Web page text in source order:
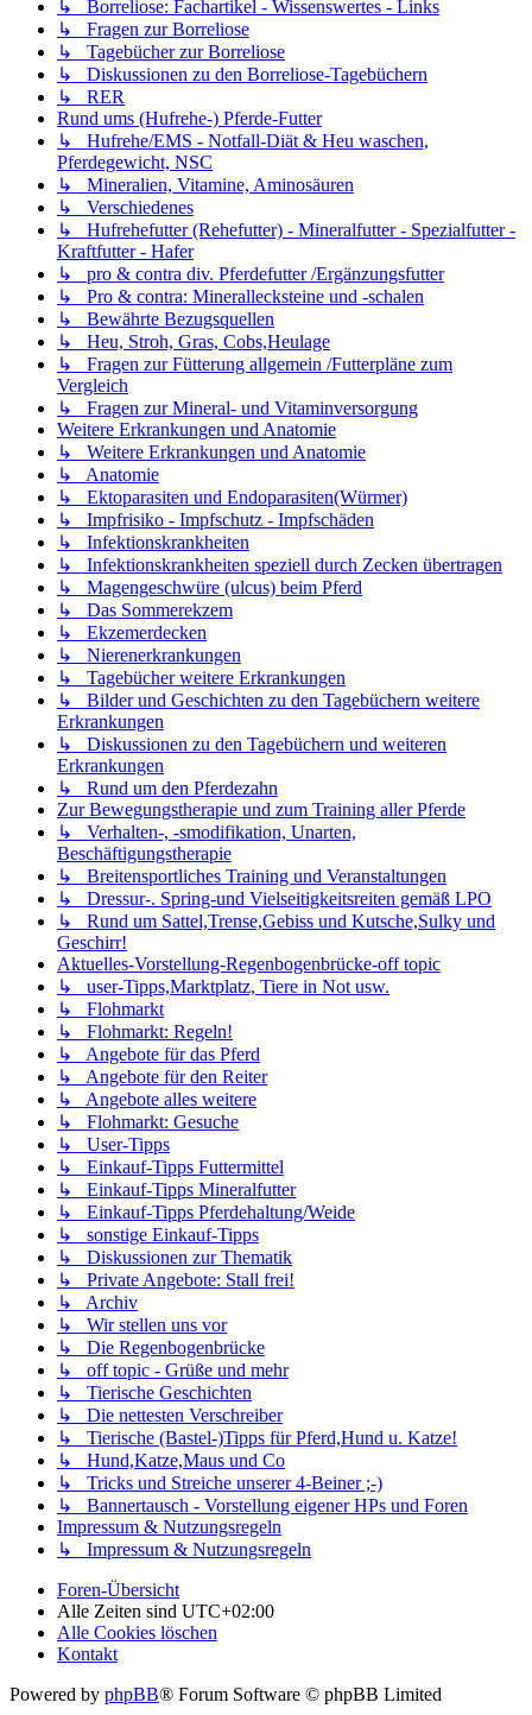
↳ Borreliose: Fachartikel - Wissenswertes - Links
↳ Fragen zur Borreliose
↳ Tagebücher zur Borreliose
↳ Diskussionen zu den Borreliose-Tagebüchern
↳ RER
Rund ums (Hufrehe-) Pferde-Futter
↳ Hufrehe/EMS - Notfall-Diät & Heu waschen,
Pferdegewicht, NSC
↳ Mineralien, Vitamine, Aminosäuren
↳ Verschiedenes
↳ Hufrehefutter (Rehefutter) - Mineralfutter - Spezialfutter -
Kraftfutter - Hafer
↳ pro & contra div. Pferdefutter /Ergänzungsfutter
↳ Pro & contra: Minerallecksteine und -schalen
↳ Bewährte Bezugsquellen
↳ Heu, Stroh, Gras, Cobs,Heulage
↳ Fragen zur Fütterung allgemein /Futterpläne zum
Vergleich
↳ Fragen zur Mineral- und Vitaminversorgung
Weitere Erkrankungen und Anatomie
↳ Weitere Erkrankungen und Anatomie
↳ Anatomie
↳ Ektoparasiten und Endoparasiten(Würmer)
↳ Impfrisiko - Impfschutz - Impfschäden
↳ Infektionskrankheiten
↳ Infektionskrankheiten speziell durch Zecken übertragen
↳ Magengeschwüre (ulcus) beim Pferd
↳ Das Sommerekzem
↳ Ekzemerdecken
↳ Nierenerkrankungen
↳ Tagebücher weitere Erkrankungen
↳ Bilder und Geschichten zu den Tagebüchern weitere
Erkrankungen
↳ Diskussionen zu den Tagebüchern und weiteren
Erkrankungen
↳ Rund um den Pferdezahn
Zur Bewegungstherapie und zum Training aller Pferde
↳ Verhalten-, -smodifikation, Unarten,
Beschäftigungstherapie
↳ Breitensportliches Training und Veranstaltungen
↳ Dressur-. Spring-und Vielseitigkeitsreiten gemäß LPO
↳ Rund um Sattel,Trense,Gebiss und Kutsche,Sulky und
Geschirr!
Aktuelles-Vorstellung-Regenbogenbrücke-off topic
↳ user-Tipps,Marktplatz, Tiere in Not usw.
↳ Flohmarkt
↳ Flohmarkt: Regeln!
↳ Angebote für das Pferd
↳ Angebote für den Reiter
↳ Angebote alles weitere
↳ Flohmarkt: Gesuche
↳ User-Tipps
↳ Einkauf-Tipps Futtermittel
↳ Einkauf-Tipps Mineralfutter
↳ Einkauf-Tipps Pferdehaltung/Weide
↳ sonstige Einkauf-Tipps
↳ Diskussionen zur Thematik
↳ Private Angebote: Stall frei!
↳ Archiv
↳ Wir stellen uns vor
↳ Die Regenbogenbrücke
↳ off topic - Grüße und mehr
↳ Tierische Geschichten
↳ Die nettesten Verschreiber
↳ Tierische (Bastel-)Tipps für Pferd,Hund u. Katze!
↳ Hund,Katze,Maus und Co
↳ Tricks und Streiche unserer 4-Beiner ;-)
↳ Bannertausch - Vorstellung eigener HPs und Foren
Impressum & Nutzungsregeln
↳ Impressum & Nutzungsregeln
Foren-Übersicht
Alle Zeiten sind UTC+02:00
Alle Cookies löschen
Kontakt
Powered by phpBB® Forum Software © phpBB Limited